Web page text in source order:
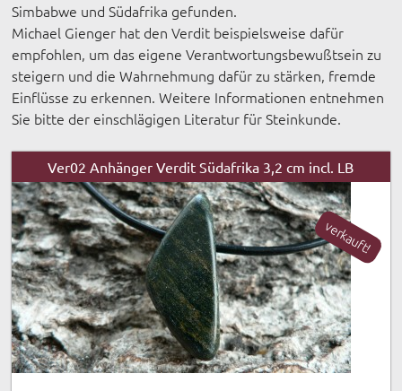
Simbabwe und Südafrika gefunden.
Michael Gienger hat den Verdit beispielsweise dafür
empfohlen, um das eigene Verantwortungsbewußtsein zu
steigern und die Wahrnehmung dafür zu stärken, fremde
Einflüsse zu erkennen. Weitere Informationen entnehmen
Sie bitte der einschlägigen Literatur für Steinkunde.
Ver02 Anhänger Verdit Südafrika 3,2 cm incl. LB
verkauft!